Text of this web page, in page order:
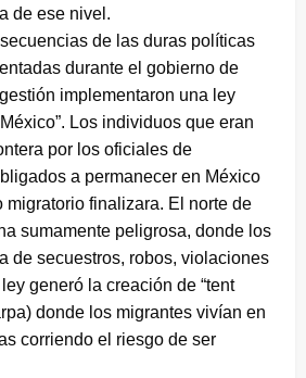
de ese nivel.
de las duras políticas
durante el gobierno de
implementaron una ley
Los individuos que eran
por los oficiales de
a permanecer en México
migratorio finalizara. El norte de
sumamente peligrosa, donde los
de secuestros, robos, violaciones
generó la creación de “tent
donde los migrantes vivían en
corriendo el riesgo de ser